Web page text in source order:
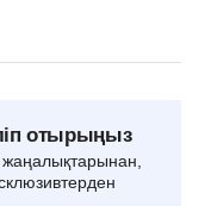
отырыңыз
жаңалықтарынан,